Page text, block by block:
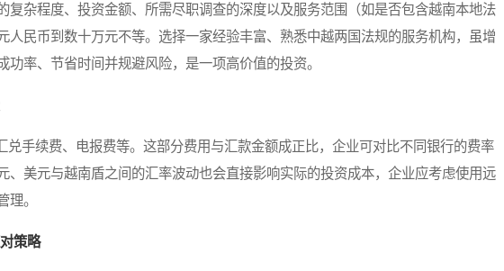
复杂程度、投资金额、所需尽职调查的深度以及服务范围（如是否包含越南本地法
人民币到数十万元不等。选择一家经验丰富、熟悉中越两国法规的服务机构，虽增
功率、节省时间并规避风险，是一项高价值的投资。
手续费、电报费等。这部分费用与汇款金额成正比，企业可对比不同银行的费率
、美元与越南盾之间的汇率波动也会直接影响实际的投资成本，企业应考虑使用远
理。
策略